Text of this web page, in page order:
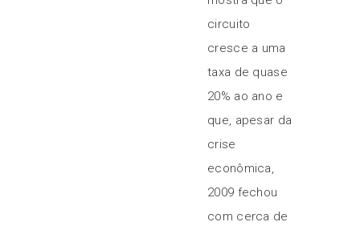
circuito
cresce a uma
taxa de quase
20% ao ano e
que, apesar da
crise
econômica,
2009 fechou
com cerca de